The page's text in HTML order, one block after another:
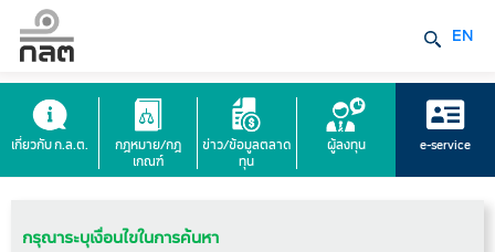
EN
เกี่ยวกับ ก.ล.ต.
กฎหมาย/กฎ
เกณฑ์
ข่าว/ข้อมูลตลาด
ทุน
ผู้ลงทุน e-service
กรุณาระบุเงื่อนไขในการค้นหา